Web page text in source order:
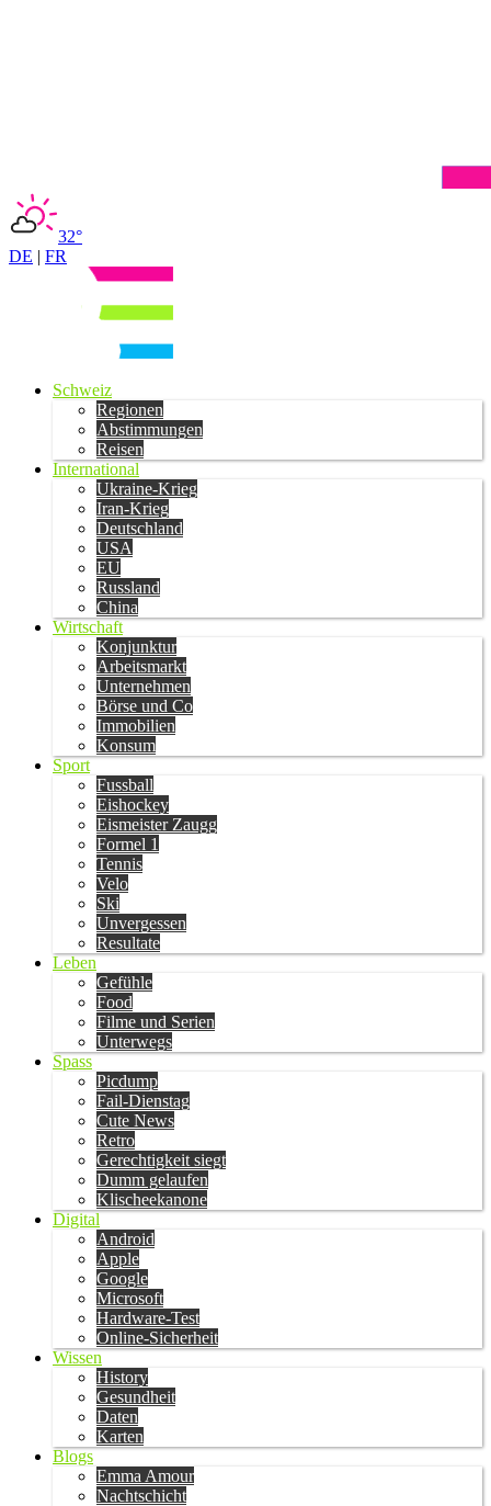
32°
DE | FR
Schweiz
Regionen
Abstimmungen
Reisen
International
Ukraine-Krieg
Iran-Krieg
Deutschland
USA
EU
Russland
China
Wirtschaft
Konjunktur
Arbeitsmarkt
Unternehmen
Börse und Co
Immobilien
Konsum
Sport
Fussball
Eishockey
Eismeister Zaugg
Formel 1
Tennis
Velo
Ski
Unvergessen
Resultate
Leben
Gefühle
Food
Filme und Serien
Unterwegs
Spass
Picdump
Fail-Dienstag
Cute News
Retro
Gerechtigkeit siegt
Dumm gelaufen
Klischeekanone
Digital
Android
Apple
Google
Microsoft
Hardware-Test
Online-Sicherheit
Wissen
History
Gesundheit
Daten
Karten
Blogs
Emma Amour
Nachtschicht